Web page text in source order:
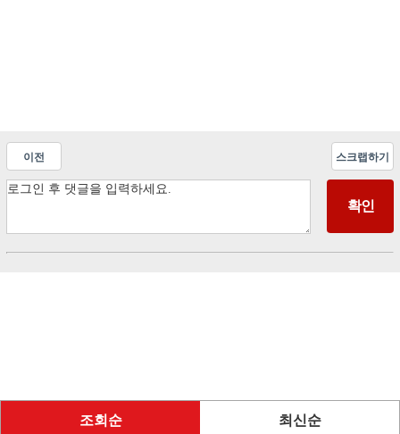
이전 스크랩하기
조회순 최신순